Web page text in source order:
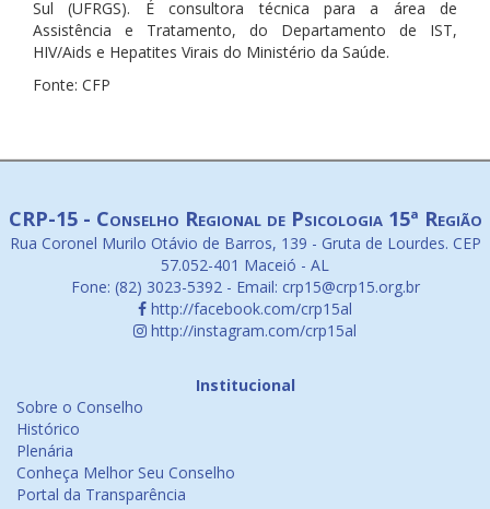
Sul (UFRGS). É consultora técnica para a área de
Assistência e Tratamento, do Departamento de IST,
HIV/Aids e Hepatites Virais do Ministério da Saúde.
Fonte: CFP
CRP-15 - Conselho Regional de Psicologia 15ª Região
Rua Coronel Murilo Otávio de Barros, 139 - Gruta de Lourdes. CEP
57.052-401 Maceió - AL
Fone: (82) 3023-5392 - Email: crp15@crp15.org.br
http://facebook.com/crp15al
http://instagram.com/crp15al
Institucional
Sobre o Conselho
Histórico
Plenária
Conheça Melhor Seu Conselho
Portal da Transparência